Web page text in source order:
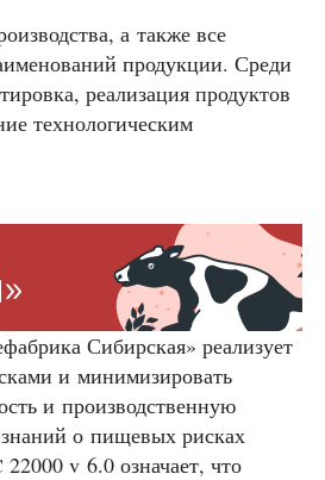
а также все
продукции. Среди
реализация продуктов
технологическим
Сибирская» реализует
и минимизировать
и производственную
о пищевых рисках
22000 v 6.0 означает, что